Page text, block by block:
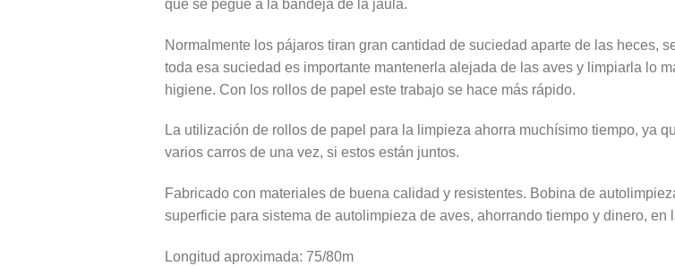
que se pegue a la bandeja de la jaula.
Normalmente los pájaros tiran gran cantidad de suciedad aparte de las heces,
toda esa suciedad es importante mantenerla alejada de las aves y limpiarla lo
higiene. Con los rollos de papel este trabajo se hace más rápido.
La utilización de rollos de papel para la limpieza ahorra muchísimo tiempo, ya
varios carros de una vez, si estos están juntos.
Fabricado con materiales de buena calidad y resistentes. Bobina de
superficie para sistema de autolimpieza de aves, ahorrando tiempo y dinero,
Longitud aproximada: 75/80m